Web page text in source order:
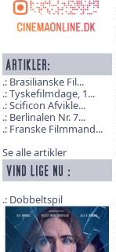
Brasilianske Fil...
Tyskefilmdage, 1...
Scificon Afvikle...
Berlinalen Nr. 7...
Franske Filmmand...
Se alle artikler
Dobbeltspil